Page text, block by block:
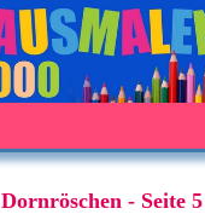
Dornröschen - Seite 5